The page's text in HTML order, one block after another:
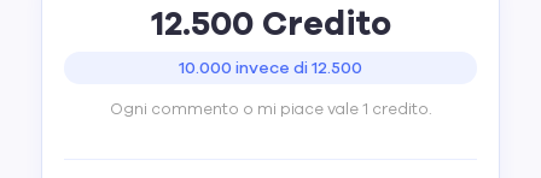
12.500 Credito
10.000 invece di 12.500
Ogni commento o mi piace vale 1 credito.